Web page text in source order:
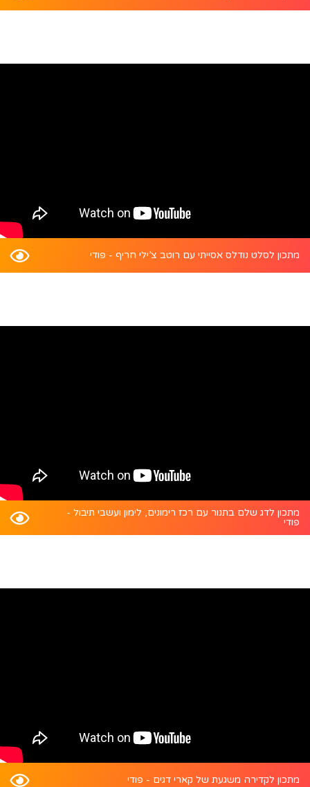
מתכון לסלט נודלס אסייתי עם רוטב צ’ילי חריף - פודי
מתכון לדג שלם בתנור עם רכז רימונים, לימון ועשבי תיבול -
פודי
מתכון לקדירה משגעת של קארי דגים - פודי